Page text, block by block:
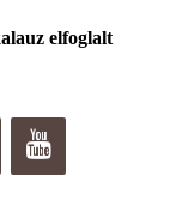
elfoglalt